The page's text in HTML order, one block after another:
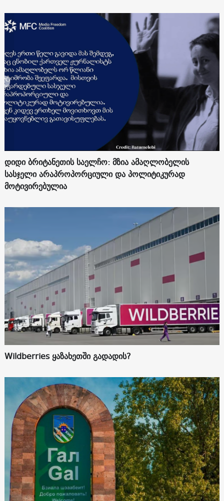
დიდი ბრიტანეთის საელჩო: მზია ამაღლობელის
სასჯელი არაპროპორციული და პოლიტიკურად
მოტივირებულია
Wildberries ყაზახეთში გადადის?